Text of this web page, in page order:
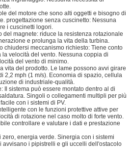
del motore che sono alti oggetti e bisogno di
progettazione senza cuscinetto: Nessuna
i cuscinetti logori.
del magnete: riduce la resistenza rotazionale
e prolunga la vita della turbina.
chiudersi meccanismo richiesto: Tiene conto
velocità del vento. Nessuna coppia di
del vento di minimo.
vita del prodotto. Le lame possono avvi girare
2,2 mph (1 m/s). Economia di spazio, cellula
di industriale-qualità.
Il sistema può essere montato dentro al di
Singoli o collegamenti multipli per più
con i sistemi di PV.
con le funzioni protettive attive per
di rotazione nel caso molto di forte vento.
controllare e valutare i dati e prestazione
energia verde. Sinergia con i sistemi
avvisano i pipistrelli e gli uccelli dell'ostacolo